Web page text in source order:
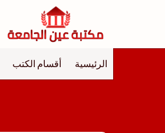
الرئيسية أقسام الكتب